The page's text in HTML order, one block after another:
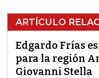
ARTÍCULO
Edgardo Frías
para la región
Giovanni Stella